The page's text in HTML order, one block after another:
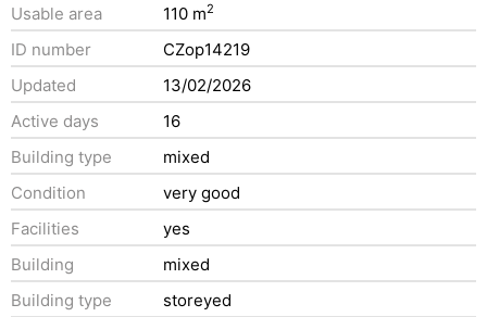
Usable area
110 m2
ID number
CZop14219
Updated
13/02/2026
Active days
16
Building type
mixed
Condition
very good
Facilities
yes
Building
mixed
Building type
storeyed